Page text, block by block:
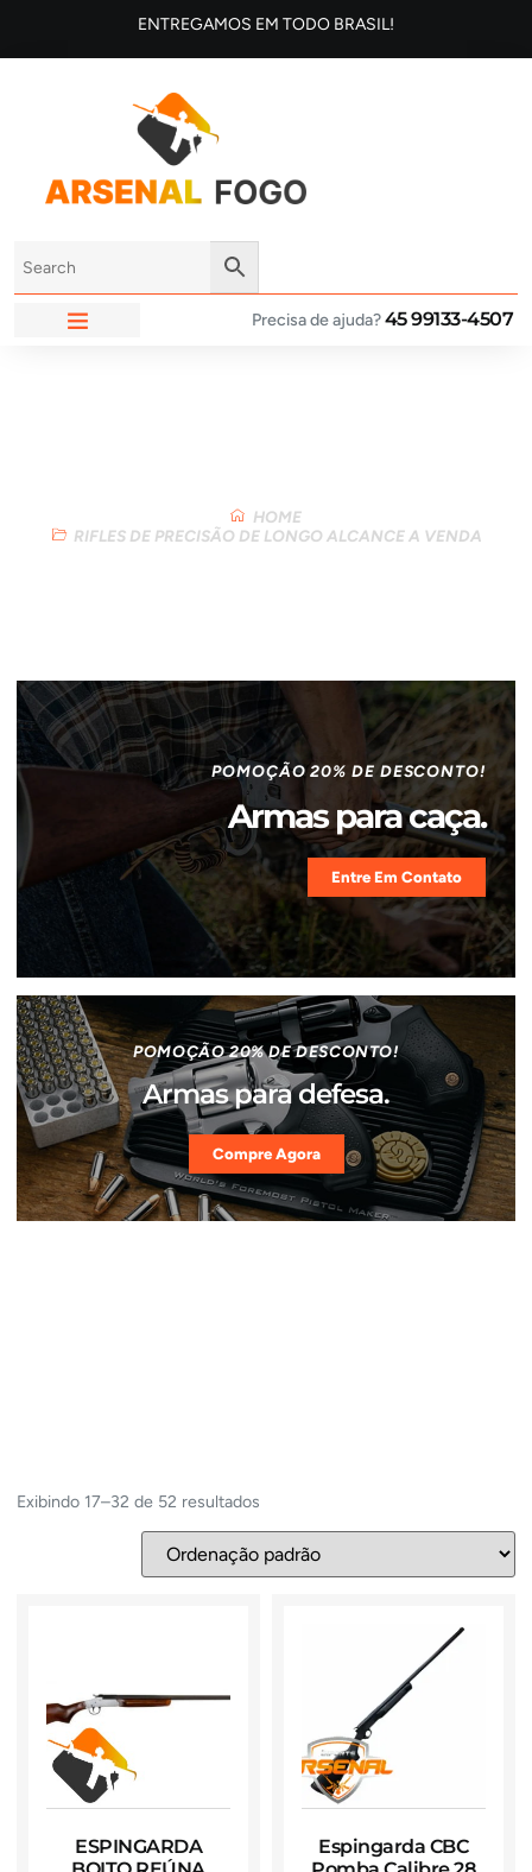
ENTREGAMOS EM TODO BRASIL!
Precisa de ajuda?45 99133-4507
HOME
RIFLES DE PRECISÃO DE LONGO ALCANCE A VENDA
POMOÇÃO 20% DE DESCONTO!
Armas para caça.
Entre Em Contato
POMOÇÃO 20% DE DESCONTO!
Armas para defesa.
Compre Agora
Exibindo 17–32 de 52 resultados
ESPINGARDA
Espingarda CBC